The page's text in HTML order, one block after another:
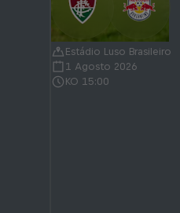
Estádio Luso Brasileiro
1 Agosto 2026
KO 15:00